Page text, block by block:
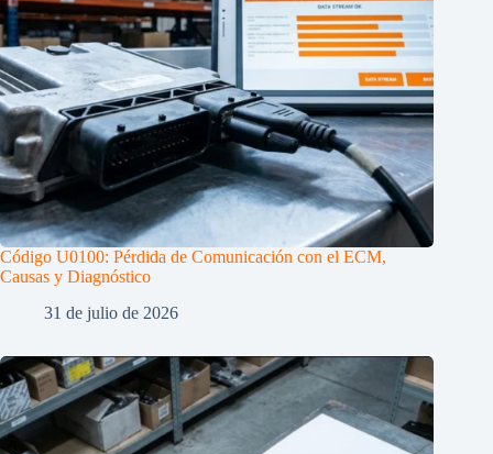
Código U0100: Pérdida de Comunicación con el ECM,
Causas y Diagnóstico
31 de julio de 2026